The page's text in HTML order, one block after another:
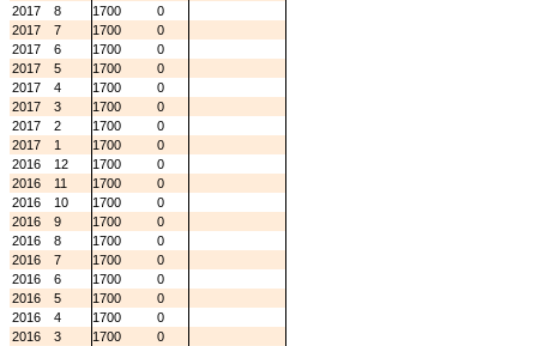
2017
8 1700
0
2017
7 1700
0
2017
6 1700
0
2017
5 1700
0
2017
4 1700
0
2017
3 1700
0
2017
2 1700
0
2017
1 1700
0
2016
12 1700
0
2016
11 1700
0
2016
10 1700
0
2016
9 1700
0
2016
8 1700
0
2016
7 1700
0
2016
6 1700
0
2016
5 1700
0
2016
4 1700
0
2016
3 1700
0